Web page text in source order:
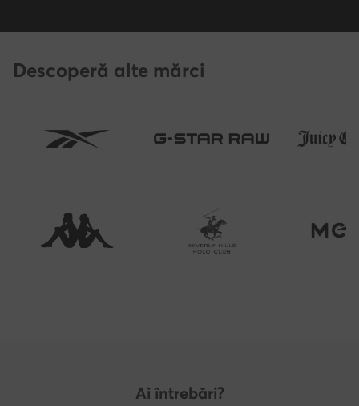
Descoperă alte mărci
Ai întrebări?